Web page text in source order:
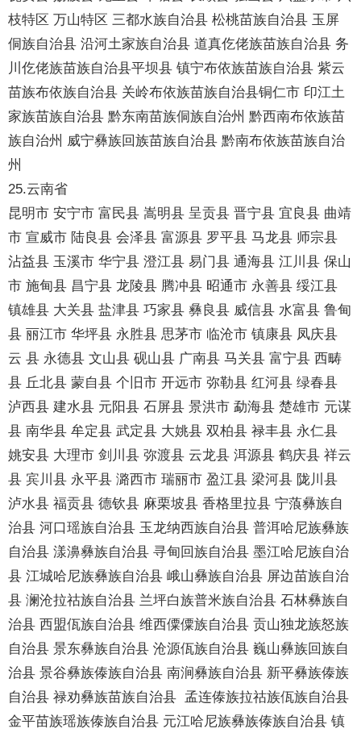
枝特区 万山特区 三都水族自治县 松桃苗族自治县 玉屏
侗族自治县 沿河土家族自治县 道真仡佬族苗族自治县 务
川仡佬族苗族自治县平坝县 镇宁布依族苗族自治县 紫云
苗族布依族自治县 关岭布依族苗族自治县铜仁市 印江土
家族苗族自治县 黔东南苗族侗族自治州 黔西南布依族苗
族自治州 威宁彝族回族苗族自治县 黔南布依族苗族自治
州
25.云南省
昆明市 安宁市 富民县 嵩明县 呈贡县 晋宁县 宜良县 曲靖
市 宣威市 陆良县 会泽县 富源县 罗平县 马龙县 师宗县
沾益县 玉溪市 华宁县 澄江县 易门县 通海县 江川县 保山
市 施甸县 昌宁县 龙陵县 腾冲县 昭通市 永善县 绥江县
镇雄县 大关县 盐津县 巧家县 彝良县 威信县 水富县 鲁甸
县 丽江市 华坪县 永胜县 思茅市 临沧市 镇康县 凤庆县
云 县 永德县 文山县 砚山县 广南县 马关县 富宁县 西畴
县 丘北县 蒙自县 个旧市 开远市 弥勒县 红河县 绿春县
泸西县 建水县 元阳县 石屏县 景洪市 勐海县 楚雄市 元谋
县 南华县 牟定县 武定县 大姚县 双柏县 禄丰县 永仁县
姚安县 大理市 剑川县 弥渡县 云龙县 洱源县 鹤庆县 祥云
县 宾川县 永平县 潞西市 瑞丽市 盈江县 梁河县 陇川县
泸水县 福贡县 德钦县 麻栗坡县 香格里拉县 宁蒗彝族自
治县 河口瑶族自治县 玉龙纳西族自治县 普洱哈尼族彝族
自治县 漾濞彝族自治县 寻甸回族自治县 墨江哈尼族自治
县 江城哈尼族彝族自治县 峨山彝族自治县 屏边苗族自治
县 澜沧拉祜族自治县 兰坪白族普米族自治县 石林彝族自
治县 西盟佤族自治县 维西僳僳族自治县 贡山独龙族怒族
自治县 景东彝族自治县 沧源佤族自治县 巍山彝族回族自
治县 景谷彝族傣族自治县 南涧彝族自治县 新平彝族傣族
自治县 禄劝彝族苗族自治县 孟连傣族拉祜族佤族自治县
金平苗族瑶族傣族自治县 元江哈尼族彝族傣族自治县 镇